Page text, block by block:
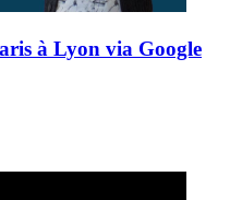
à Lyon via Google